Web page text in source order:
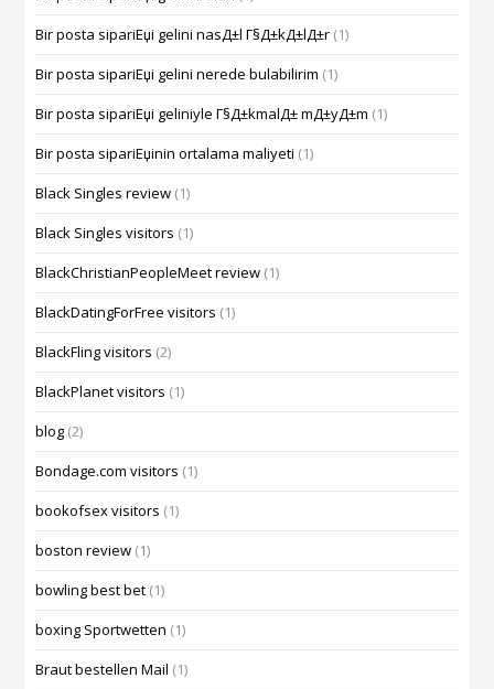
Bir posta sipariЕџi gelini nasД±l Г§Д±kД±lД±r (1)
Bir posta sipariЕџi gelini nerede bulabilirim (1)
Bir posta sipariЕџi geliniyle Г§Д±kmalД± mД±yД±m (1)
Bir posta sipariЕџinin ortalama maliyeti (1)
Black Singles review (1)
Black Singles visitors (1)
BlackChristianPeopleMeet review (1)
BlackDatingForFree visitors (1)
BlackFling visitors (2)
BlackPlanet visitors (1)
blog (2)
Bondage.com visitors (1)
bookofsex visitors (1)
boston review (1)
bowling best bet (1)
boxing Sportwetten (1)
Braut bestellen Mail (1)